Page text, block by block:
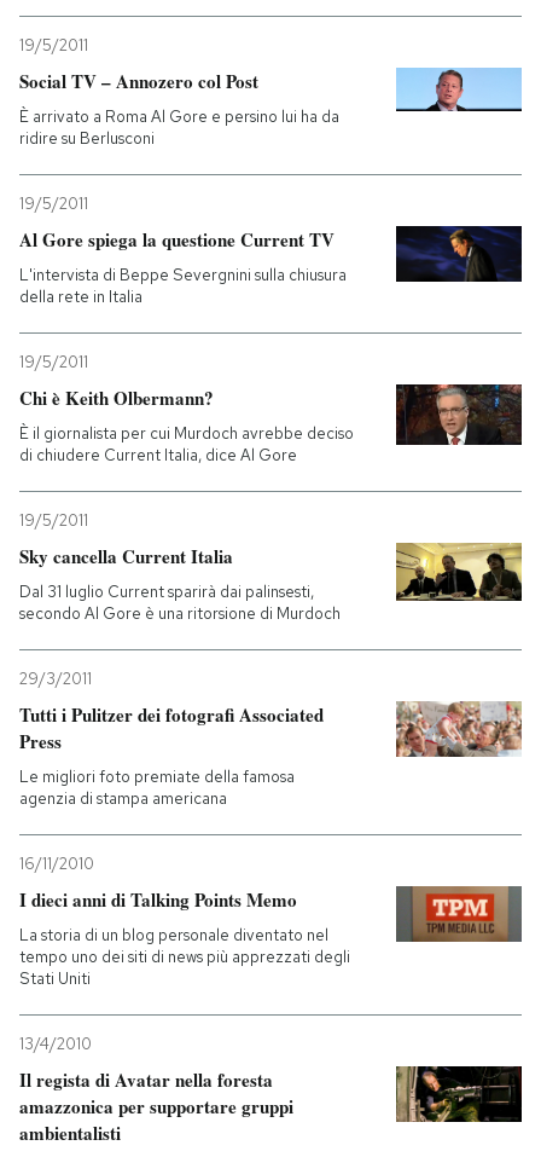
19/5/2011
Social TV – Annozero col Post
È arrivato a Roma Al Gore e persino lui ha da
ridire su Berlusconi
19/5/2011
Al Gore spiega la questione Current TV
L'intervista di Beppe Severgnini sulla chiusura
della rete in Italia
19/5/2011
Chi è Keith Olbermann?
È il giornalista per cui Murdoch avrebbe deciso
di chiudere Current Italia, dice Al Gore
19/5/2011
Sky cancella Current Italia
Dal 31 luglio Current sparirà dai palinsesti,
secondo Al Gore è una ritorsione di Murdoch
29/3/2011
Tutti i Pulitzer dei fotografi Associated
Press
Le migliori foto premiate della famosa
agenzia di stampa americana
16/11/2010
I dieci anni di Talking Points Memo
La storia di un blog personale diventato nel
tempo uno dei siti di news più apprezzati degli
Stati Uniti
13/4/2010
Il regista di Avatar nella foresta
amazzonica per supportare gruppi
ambientalisti